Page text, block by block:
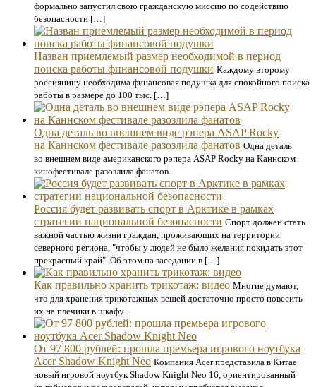
формально запустил свою гражданскую миссию по содействию
безопасности […]
Назван приемлемый размер необходимой в период
поиска работы финансовой подушки Каждому второму
россиянину необходима финансовая подушка для спокойного поиска
работы в размере до 100 тыс. […]
Одна деталь во внешнем виде рэпера ASAP Rocky
на Каннском фестивале разозлила фанатов Одна деталь
во внешнем виде американского рэпера ASAP Rocky на Каннском
кинофестивале разозлила фанатов.
Россия будет развивать спорт в Арктике в рамках
стратегии национальной безопасности Спорт должен стать
важной частью жизни граждан, проживающих на территории
северного региона, "чтобы у людей не было желания покидать этот
прекрасный край". Об этом на заседании в […]
Как правильно хранить трикотаж: видео Многие думают,
что для хранения трикотажных вещей достаточно просто повесить
их на плечики в шкафу.
От 97 800 рублей: прошла премьера игрового ноутбука
Acer Shadow Knight Neo Компания Acer представила в Китае
новый игровой ноутбук Shadow Knight Neo 16, ориентированный